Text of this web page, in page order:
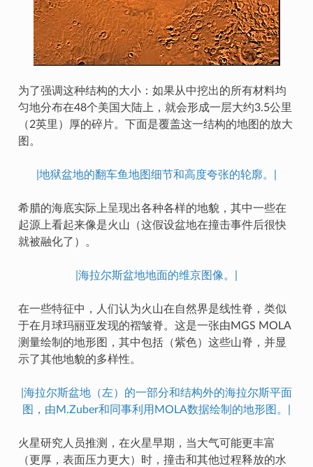
为了强调这种结构的大小：如果从中挖出的所有材料均
匀地分布在48个美国大陆上，就会形成一层大约3.5公里
（2英里）厚的碎片。下面是覆盖这一结构的地图的放大
图。
|地狱盆地的翻车鱼地图细节和高度夸张的轮廓。|
希腊的海底实际上呈现出各种各样的地貌，其中一些在
起源上看起来像是火山（这假设盆地在撞击事件后很快
就被融化了）。
|海拉尔斯盆地地面的维京图像。|
在一些特征中，人们认为火山在自然界是线性脊，类似
于在月球玛丽亚发现的褶皱脊。这是一张由MGS MOLA
测量绘制的地形图，其中包括（紫色）这些山脊，并显
示了其他地貌的多样性。
|海拉尔斯盆地（左）的一部分和结构外的海拉尔斯平面
图，由M.Zuber和同事利用MOLA数据绘制的地形图。|
火星研究人员推测，在火星早期，当大气可能更丰富
（更厚，表面压力更大）时，撞击和其他过程释放的水